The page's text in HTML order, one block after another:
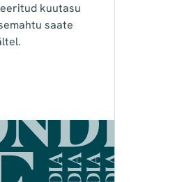
kuutasu
saate